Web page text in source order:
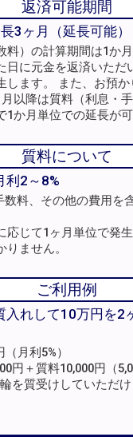
返済可能期間
3ヶ月（延長可能）
料）の計算期間は1か
日に元金を返済いただ
します。 また、お預
以降は質料（利息・
1か月単位での延長が可
質料について
利2～8%
数料、その他の費用を
応じて1ヶ月単位で発
ません。
ご利用例
入れして10万円を2
月利5%）
円＋質料10,000円（
を質受けしていただけ